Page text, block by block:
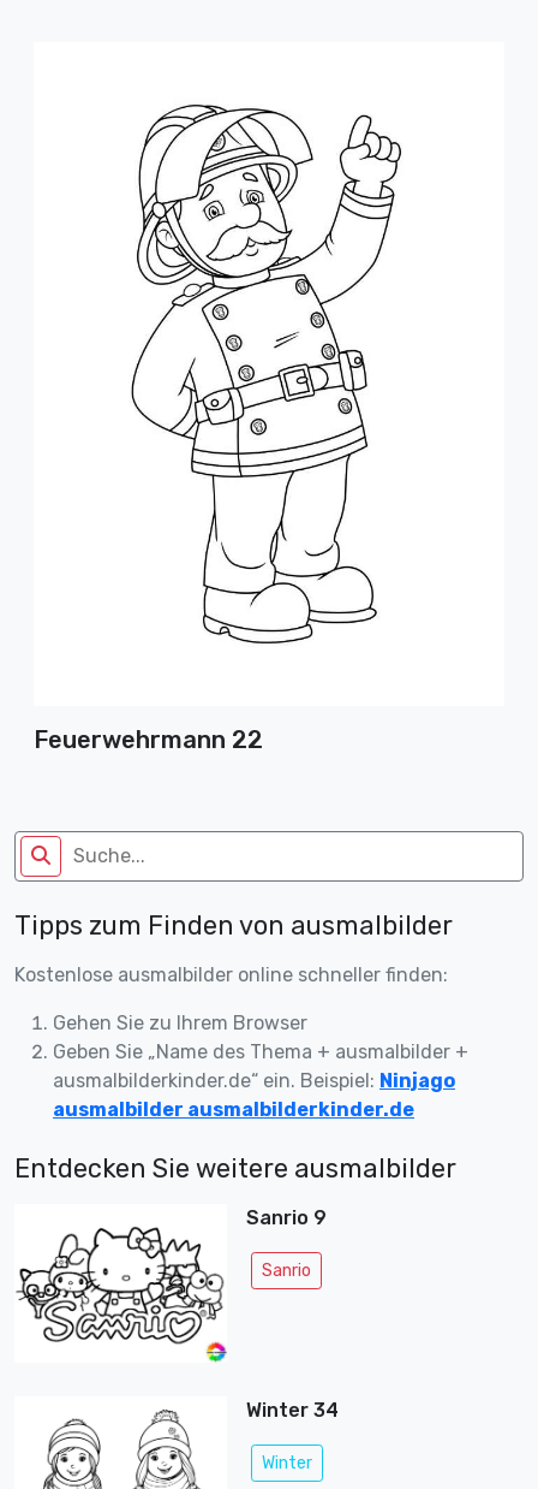
Feuerwehrmann 22
Tipps zum Finden von ausmalbilder
Kostenlose ausmalbilder online schneller finden:
Gehen Sie zu Ihrem Browser
Geben Sie „Name des Thema + ausmalbilder +
ausmalbilderkinder.de“ ein. Beispiel: Ninjago
ausmalbilder ausmalbilderkinder.de
Entdecken Sie weitere ausmalbilder
Sanrio 9
Sanrio
Winter 34
Winter